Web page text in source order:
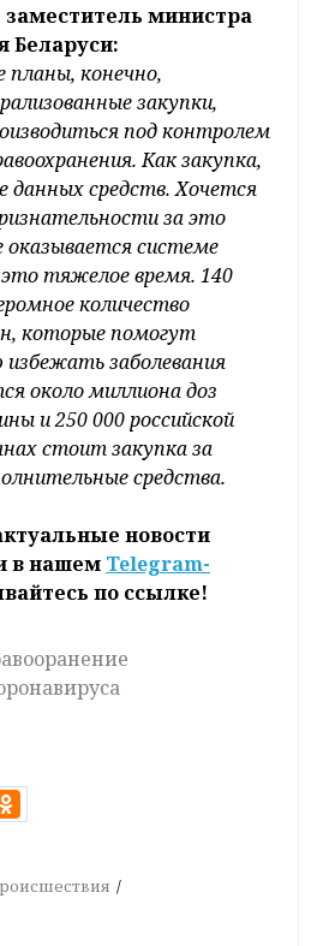
министра
Беларуси:
планы, конечно,
закупки,
под контролем
Как закупка,
данных средств. Хочется
за это
оказывается системе
это тяжелое время. 140
количество
которые помогут
заболевания
около миллиона доз
и 250 000 российской
стоит закупка за
средства.
новости
в нашем Telegram-
по ссылке!